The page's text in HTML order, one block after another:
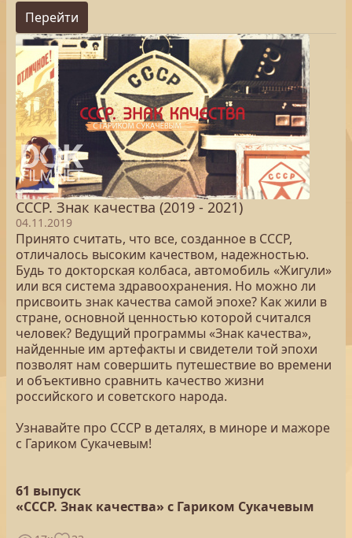
Перейти
СССР. Знак качества (2019 - 2021)
04.11.2019
Принято считать, что все, созданное в СССР,
отличалось высоким качеством, надежностью.
Будь то докторская колбаса, автомобиль «Жигули»
или вся система здравоохранения. Но можно ли
присвоить знак качества самой эпохе? Как жили в
стране, основной ценностью которой считался
человек? Ведущий программы «Знак качества»,
найденные им артефакты и свидетели той эпохи
позволят нам совершить путешествие во времени
и объективно сравнить качество жизни
российского и советского народа.
Узнавайте про СССР в деталях, в миноре и мажоре
с Гариком Сукачевым!
61 выпуск
«СССР. Знак качества» с Гариком Сукачевым